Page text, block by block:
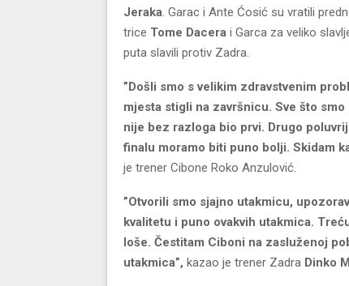
Jeraka. Garac i Ante Ćosić su vratili
trice Tome Dacera i Garca za veliko
puta slavili protiv Zadra.
”Došli smo s velikim zdravstvenim
mjesta stigli na završnicu. Sve što
nije bez razloga bio prvi. Drugo
finalu moramo biti puno bolji. Skidam
je trener Cibone Roko Anzulović.
”Otvorili smo sjajno utakmicu,
kvalitetu i puno ovakvih utakmica.
loše. Čestitam Ciboni na zasluženoj
utakmica”, kazao je trener Zadra Dinko